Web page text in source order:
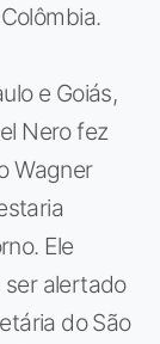
e Goiás,
Nero fez
Wagner
Ele
alertado
do São